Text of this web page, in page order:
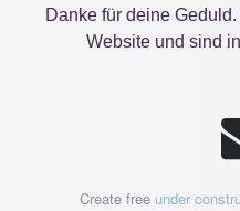
Danke für deine
Website und sind
Create free under